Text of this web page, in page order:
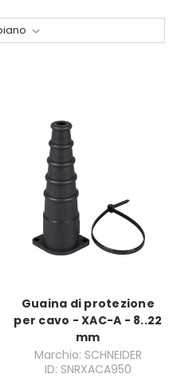
Guaina di protezione
per cavo - XAC-A - 8..22
mm
Marchio: SCHNEIDER
ID: SNRXACA950